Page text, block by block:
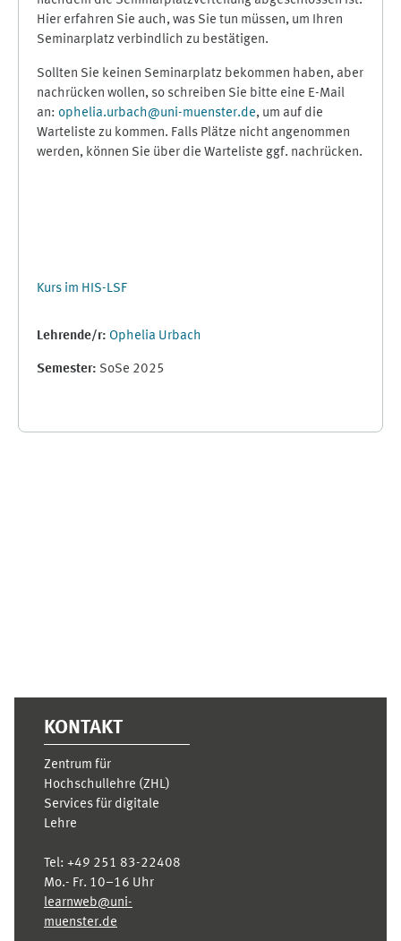
Hier erfahren Sie auch, was Sie tun müssen, um Ihren
Seminarplatz verbindlich zu bestätigen.
Sollten Sie keinen Seminarplatz bekommen haben, aber
nachrücken wollen, so schreiben Sie bitte eine E-Mail
an: ophelia.urbach@uni-muenster.de, um auf die
Warteliste zu kommen. Falls Plätze nicht angenommen
werden, können Sie über die Warteliste ggf. nachrücken.
Kurs im HIS-LSF
Lehrende/r: Ophelia Urbach
Semester: SoSe 2025
KONTAKT
Zentrum für
Hochschullehre (ZHL)
Services für digitale
Lehre
Tel: +49 251 83-22408
Mo.- Fr. 10–16 Uhr
learnweb@uni-
muenster.de